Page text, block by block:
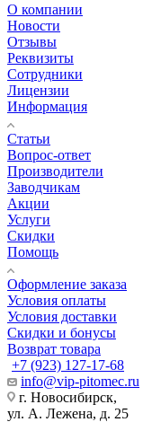
О компании
Новости
Отзывы
Реквизиты
Сотрудники
Лицензии
Информация
Статьи
Вопрос-ответ
Производители
Заводчикам
Акции
Услуги
Скидки
Помощь
Оформление заказа
Условия оплаты
Условия доставки
Скидки и бонусы
Возврат товара
+7 (923) 127-17-68
info@vip-pitomec.ru
г. Новосибирск,
ул. А. Лежена, д. 25